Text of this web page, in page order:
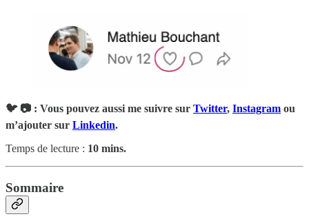
🐦 📷 : Vous pouvez aussi me suivre sur Twitter, Instagram ou
m’ajouter sur Linkedin.
Temps de lecture : 10 mins.
Sommaire